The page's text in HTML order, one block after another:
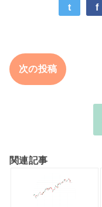
t f
次の投稿
関連記事